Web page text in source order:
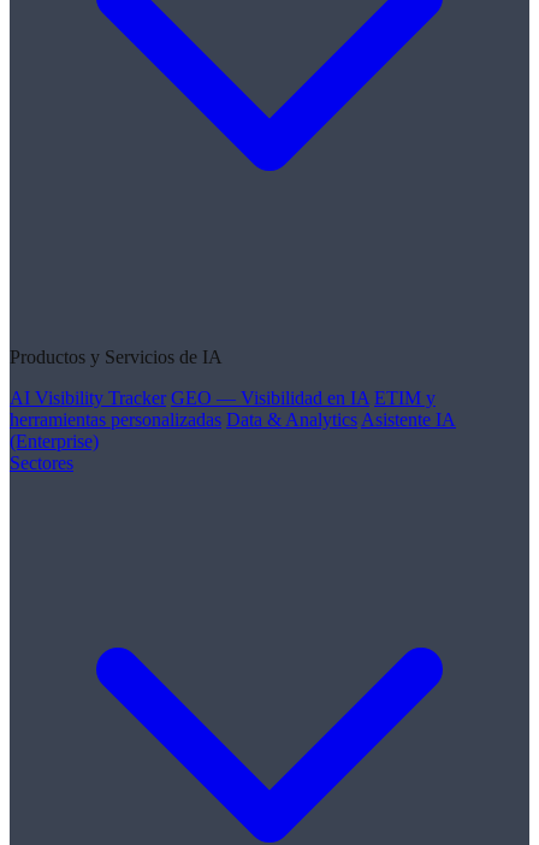
Productos y Servicios de IA
AI Visibility Tracker GEO — Visibilidad en IA ETIM y
herramientas personalizadas Data & Analytics Asistente IA
(Enterprise)
Sectores